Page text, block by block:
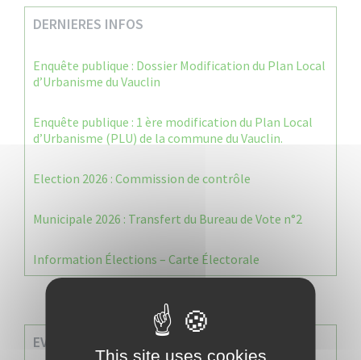
DERNIERES INFOS
Enquête publique : Dossier Modification du Plan Local
d’Urbanisme du Vauclin
Enquête publique : 1 ère modification du Plan Local
d’Urbanisme (PLU) de la commune du Vauclin.
Election 2026 : Commission de contrôle
Municipale 2026 : Transfert du Bureau de Vote n°2
Information Élections – Carte Électorale
EVENEMENTS A VENIR
This site uses cookies